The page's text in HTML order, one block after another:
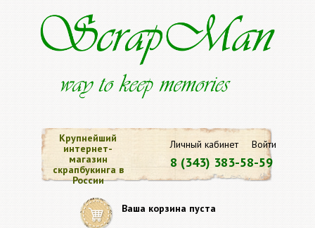
Личный кабинет Войти
8 (343) 383-58-59
Крупнейший
интернет-
магазин
скрапбукинга в
России
Ваша корзина пуста